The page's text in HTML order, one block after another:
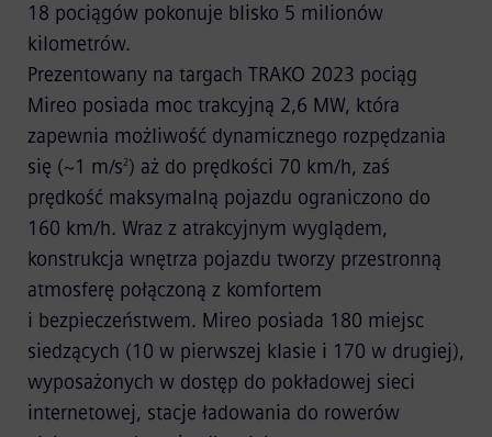
18 pociągów pokonuje blisko 5 milionów
kilometrów.
Prezentowany na targach TRAKO 2023 pociąg
Mireo posiada moc trakcyjną 2,6 MW, która
zapewnia możliwość dynamicznego rozpędzania
się (~1 m/s2) aż do prędkości 70 km/h, zaś
prędkość maksymalną pojazdu ograniczono do
160 km/h. Wraz z atrakcyjnym wyglądem,
konstrukcja wnętrza pojazdu tworzy przestronną
atmosferę połączoną z komfortem
i bezpieczeństwem. Mireo posiada 180 miejsc
siedzących (10 w pierwszej klasie i 170 w drugiej),
wyposażonych w dostęp do pokładowej sieci
internetowej, stacje ładowania do rowerów